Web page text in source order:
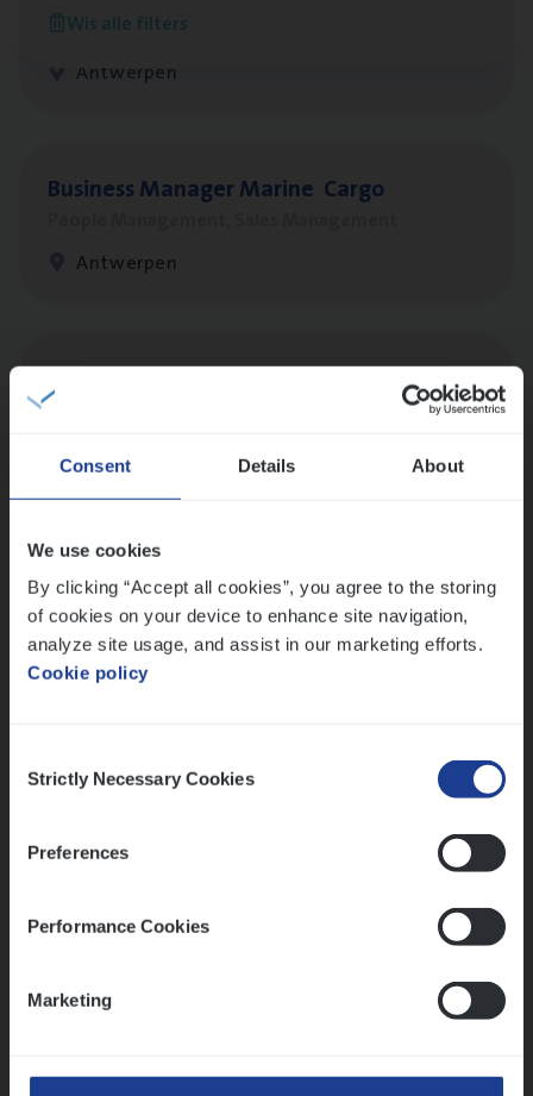
Consent Details About
We use cookies
By clicking “Accept all cookies”, you agree to the storing
of cookies on your device to enhance site navigation,
analyze site usage, and assist in our marketing efforts.
Cookie policy
Selection
Strictly Necessary Cookies
Preferences
Performance Cookies
Marketing
Wis alle filters
Sales Management
Antwerpen
Busi­ness Mana­ger Mari­ne Cargo
Antwerpen
Insu­ran­ce Bro­ker Trans­port&Logistiek
Sales Management
Antwerpen
Lees onze verhalen
Meer dan collega’s: hoe Julie en Aurélie elkaar
versterken
Mathias houdt van diepgaande dossiers én droge